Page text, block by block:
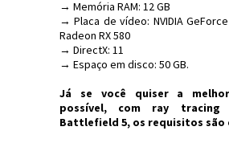
→ Memória RAM: 12 GB
→ Placa de vídeo: NVIDIA GeForce
Radeon RX 580
→ DirectX: 11
→ Espaço em disco: 50 GB.
Já se você quiser a melhor
possível, com ray tracing
Battlefield 5, os requisitos são